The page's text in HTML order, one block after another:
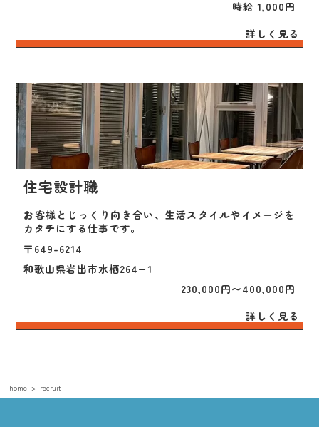
時給 1,000円
詳しく見る
住宅設計職
お客様とじっくり向き合い、生活スタイルやイメージを
カタチにする仕事です。
〒649-6214
和歌山県岩出市水栖264−1
230,000円〜400,000円
詳しく見る
home recruit